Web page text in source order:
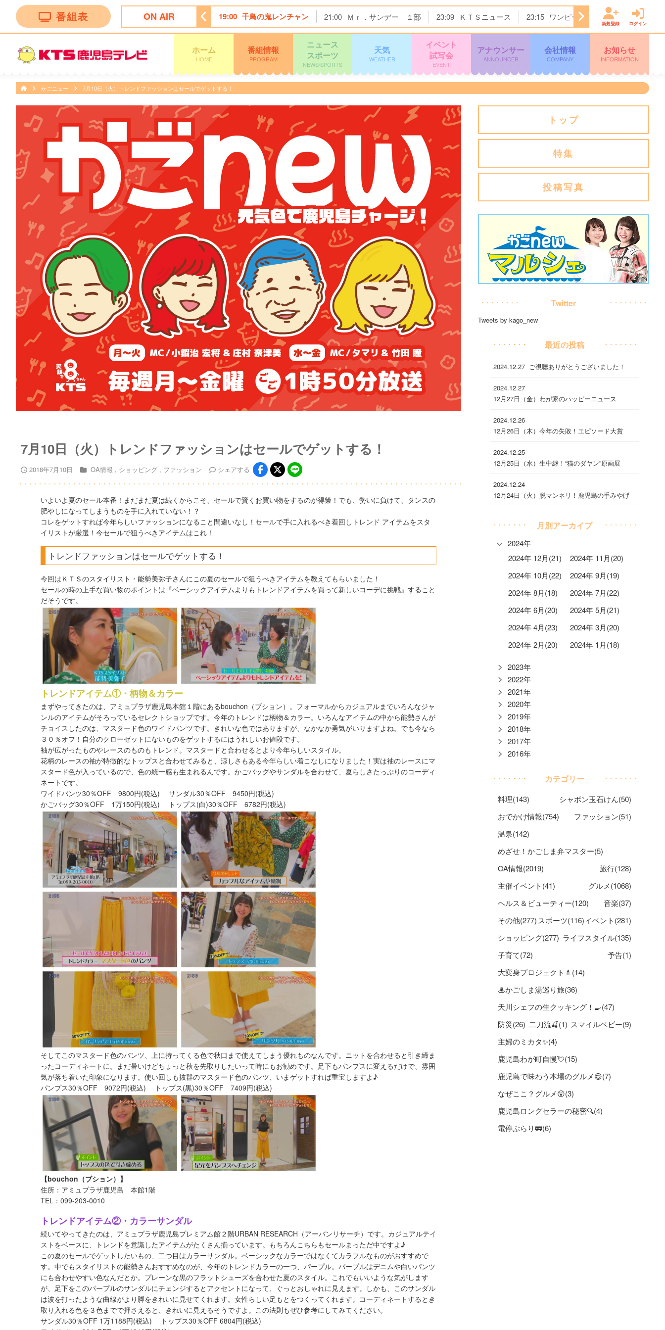
番組表 ON AIR
天気予報 18:00 ちびまる子ちゃん 18:30 サザエさん 19:00 千鳥の鬼レンチャン 21:00 Ｍｒ．サンデー １部 23:09 ＫＴＳニュース 23:15 ワンピース 23:45 すぽると！
新規登録 ログイン
ホーム
HOME
番組情報
PROGRAM
ニュース
スポーツ
NEWS/SPORTS
天気
WEATHER
イベント
試写会
EVENT
アナウンサー
ANNOUNCER
会社情報
COMPANY
お知らせ
INFORMATION
かごニュー 7月10日（火）トレンドファッションはセールでゲットする！
7月10日（火）トレンドファッションはセールでゲットする！
2018年7月10日 OA情報 ショッピング ファッション シェアする
いよいよ夏のセール本番！まだまだ夏は続くからこそ、セールで賢くお買い物をするのが得策！でも、勢いに負けて、タンスの
肥やしになってしまうものを手に入れていない！？
コレをゲットすれば今年らしいファッションになること間違いなし！セールで手に入れるべき着回しトレンド アイテムをスタ
イリストが厳選！今セールで狙うべきアイテムはこれ！
トレンドファッションはセールでゲットする！
今回はＫＴＳのスタイリスト・能勢美弥子さんにこの夏のセールで狙うべきアイテムを教えてもらいました！
セールの時の上手な買い物のポイントは『ベーシックアイテムよりもトレンドアイテムを買って新しいコーデに挑戦』すること
だそうです。
トレンドアイテム①・柄物＆カラー
まずやってきたのは、アミュプラザ鹿児島本館１階にあるbouchon（ブション）。フォーマルからカジュアルまでいろんなジャ
ンルのアイテムがそろっているセレクトショップです。今年のトレンドは柄物＆カラー。いろんなアイテムの中から能勢さんが
チョイスしたのは、マスタード色のワイドパンツです。きれいな色ではありますが、なかなか勇気がいりますよね。でも今なら
３０％オフ！自分のクローゼットにないものをゲットするにはうれしいお値段です。
袖が広がったものやレースのものもトレンド。マスタードと合わせるとより今年らしいスタイル。
花柄のレースの袖が特徴的なトップスと合わせてみると、涼しさもある今年らしい着こなしになりました！実は袖のレースにマ
スタード色が入っているので、色の統一感も生まれるんです。かごバッグやサンダルを合わせて、夏らしさたっぷりのコーディ
ネートです。
ワイドパンツ30％OFF 9800円(税込) サンダル30％OFF 9450円(税込)
かごバッグ30％OFF 1万150円(税込) トップス(白)30％OFF 6782円(税込)
そしてこのマスタード色のパンツ、上に持ってくる色で秋口まで使えてしまう優れものなんです。ニットを合わせると引き締ま
ったコーディネートに。まだ暑いけどちょっと秋を先取りしたいって時にもお勧めです。足下もパンプスに変えるだけで、雰囲
気が落ち着いた印象になります。使い回しも抜群のマスタード色のパンツ、いまゲットすれば重宝しますよ♪
パンプス30％OFF 9072円(税込) トップス(黒)30％OFF 7409円(税込)
【bouchon（ブション）】
住所：アミュプラザ鹿児島 本館1階
TEL：099‐203‐0010
トレンドアイテム②・カラーサンダル
続いてやってきたのは、アミュプラザ鹿児島プレミアム館２階URBAN RESEARCH（アーバンリサーチ）です。カジュアルテイ
ストをベースに、トレンドを意識したアイテムがたくさん揃っています。もちろんこちらもセールまっただ中ですよ♪
この夏のセールでゲットしたいもの、二つ目はカラーサンダル。ベーシックなカラーではなくてカラフルなものがおすすめで
す。中でもスタイリストの能勢さんおすすめなのが、今年のトレンドカラーの一つ、パープル。パープルはデニムや白いパンツ
にも合わせやすい色なんだとか。プレーンな黒のフラットシューズを合わせた夏のスタイル。これでもいいような気がします
が、足下をこのパープルのサンダルにチェンジするとアクセントになって、ぐっとおしゃれに見えます。しかも、このサンダル
は波を打ったような曲線がより脚をきれいに見せてくれます。女性らしい足もとをつくってくれます。コーディネートするとき
取り入れる色を３色までで押さえると、きれいに見えるそうですよ。この法則もぜひ参考にしてみてください。
サンダル30％OFF 1万1188円(税込) トップス30％OFF 6804円(税込)
トップ
特集
投稿写真
Twitter
Tweets by kago_new
最近の投稿
2024.12.27 ご視聴ありがとうございました！
2024.12.27
12月27日（金）わが家のハッピーニュース
2024.12.26
12月26日（木）今年の失敗！エピソード大賞
2024.12.25
12月25日（水）生中継！“猫のダヤン”原画展
2024.12.24
12月24日（火）脱マンネリ！鹿児島の手みやげ
月別アーカイブ
2024年
2024年 12月(21)
2024年 11月(20)
2024年 10月(22)
2024年 9月(19)
2024年 8月(18)
2024年 7月(22)
2024年 6月(20)
2024年 5月(21)
2024年 4月(23)
2024年 3月(20)
2024年 2月(20)
2024年 1月(18)
2023年
2022年
2021年
2020年
2019年
2018年
2017年
2016年
カテゴリー
料理(143)
シャボン玉石けん(50)
おでかけ情報(754)
ファッション(51)
温泉(142)
めざせ！かごしま弁マスター(5)
OA情報(2019)
旅行(128)
主催イベント(41)
グルメ(1068)
ヘルス＆ビューティー(120)
音楽(37)
その他(277) スポーツ(116)イベント(281)
ショッピング(277) ライフスタイル(135)
子育て(72)
予告(1)
大変身プロジェクト💄(14)
♨かごしま湯巡り旅(36)
天川シェフの生クッキング！🍳(47)
防災(26) 二刀流🍒(1) スマイルベビー(9)
主婦のミカタ✨(4)
鹿児島わが町自慢💘(15)
鹿児島で味わう本場のグルメ😋(7)
なぜここ？グルメ😲(3)
鹿児島ロングセラーの秘密🔍(4)
電停ぶらり🚃(6)